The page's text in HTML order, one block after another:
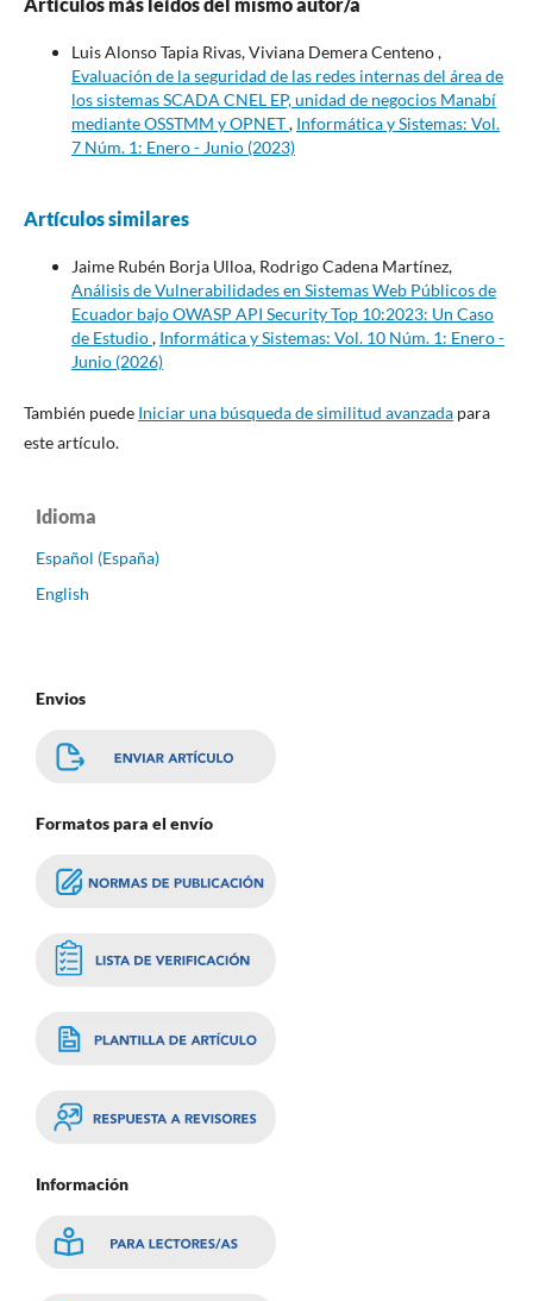
Luis Alonso Tapia Rivas, Viviana Demera Centeno ,
Evaluación de la seguridad de las redes internas del área de
los sistemas SCADA CNEL EP, unidad de negocios Manabí
mediante OSSTMM y OPNET, Informática y Sistemas: Vol.
7 Núm. 1: Enero - Junio (2023)
Artículos similares
Jaime Rubén Borja Ulloa, Rodrigo Cadena Martínez,
Análisis de Vulnerabilidades en Sistemas Web Públicos de
Ecuador bajo OWASP API Security Top 10:2023: Un Caso
de Estudio, Informática y Sistemas: Vol. 10 Núm. 1: Enero -
Junio (2026)
También puede Iniciar una búsqueda de similitud avanzada para
este artículo.
Idioma
Español (España)
English
Envios
Formatos para el envío
Información